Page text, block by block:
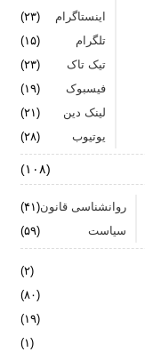
اینستاگرام
(۲۳)
تلگرام
(۱۵)
تیک تاک
(۲۳)
فیسبوک
(۱۹)
لینک دین
(۲۱)
یوتیوب
(۲۸)
(۱۰۸)
روانشناسی قانون(۴۱)
سیاست
(۵۹)
(۲)
(۸۰)
(۱۹)
(۱)